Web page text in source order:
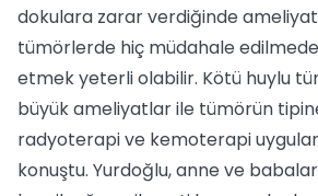
dokulara zarar verdiğinde ameliyat
tümörlerde hiç müdahale
etmek yeterli olabilir. Kötü huylu
büyük ameliyatlar ile tümörün
radyoterapi ve kemoterapi
konuştu. Yurdoğlu, anne ve